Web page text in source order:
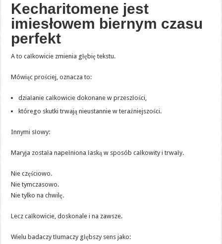
Kecharitomene jest
imiesłowem biernym czasu
perfekt
A to całkowicie zmienia głębię tekstu.
Mówiąc prościej, oznacza to:
działanie całkowicie dokonane w przeszłości,
którego skutki trwają nieustannie w teraźniejszości.
Innymi słowy:
Maryja została napełniona łaską w sposób całkowity i trwały.
Nie częściowo.
Nie tymczasowo.
Nie tylko na chwilę.
Lecz całkowicie, doskonale i na zawsze.
Wielu badaczy tłumaczy głębszy sens jako: